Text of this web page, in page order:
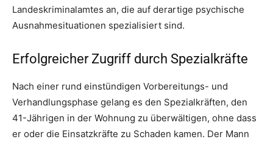
Landeskriminalamtes an, die auf derartige psychische
Ausnahmesituationen spezialisiert sind.
Erfolgreicher Zugriff durch Spezialkräfte
Nach einer rund einstündigen Vorbereitungs- und
Verhandlungsphase gelang es den Spezialkräften, den
41-Jährigen in der Wohnung zu überwältigen, ohne dass
er oder die Einsatzkräfte zu Schaden kamen. Der Mann